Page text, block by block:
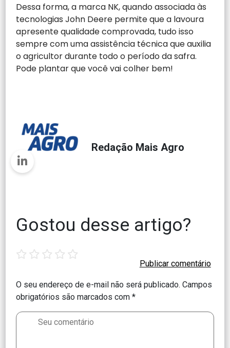
Dessa forma, a marca NK, quando associada às
tecnologias John Deere permite que a lavoura
apresente qualidade comprovada, tudo isso
sempre com uma assistência técnica que auxilia
o agricultor durante todo o período da safra.
Pode plantar que você vai colher bem!
Redação Mais Agro
Gostou desse artigo?
O seu endereço de e-mail não será publicado. Campos
obrigatórios são marcados com*
star stars stars stars stars